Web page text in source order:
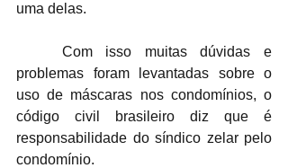
uma delas.
problemas foram levantadas sobre o
uso de máscaras nos condomínios, o
código civil brasileiro diz que é
responsabilidade do síndico zelar pelo
condomínio.